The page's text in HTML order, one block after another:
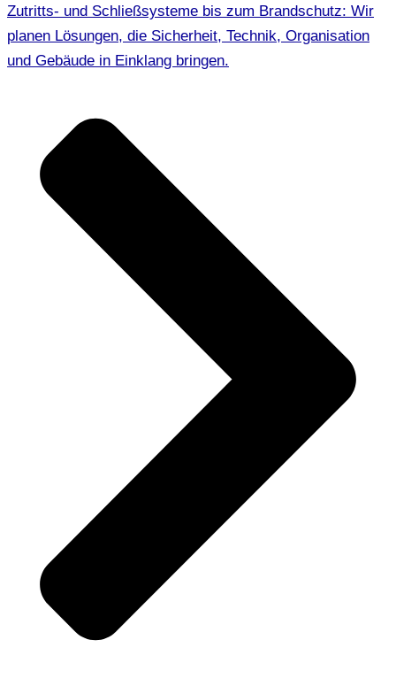
Zutritts- und Schließsysteme bis zum Brandschutz: Wir
planen Lösungen, die Sicherheit, Technik, Organisation
und Gebäude in Einklang bringen.